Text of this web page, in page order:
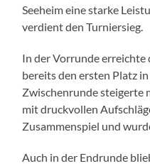
Seeheim eine starke
verdient den Turniersieg.
In der Vorrunde erreichte
bereits den ersten Platz
Zwischenrunde steigerte
mit druckvollen
Zusammenspiel und
Auch in der Endrunde